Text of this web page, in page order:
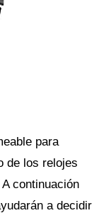
para
de los relojes
continuación
a decidir